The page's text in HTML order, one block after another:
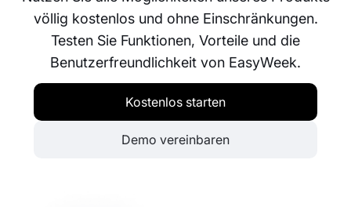
völlig kostenlos und ohne Einschränkungen.
Testen Sie Funktionen, Vorteile und die
Benutzerfreundlichkeit von EasyWeek.
Kostenlos starten
Demo vereinbaren